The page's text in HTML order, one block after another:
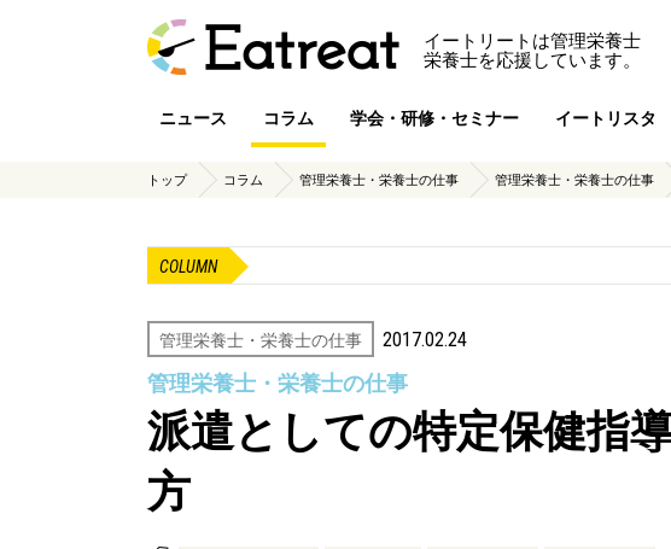
イートリートは管理栄養士
栄養士を応援しています。
ニュース コラム 学会・研修・セミナー イートリスタ
トップ コラム 管理栄養士・栄養士の仕事 管理栄養士・栄養士の仕事
COLUMN
管理栄養士・栄養士の仕事 2017.02.24
管理栄養士・栄養士の仕事
派遣としての特定保健指
方